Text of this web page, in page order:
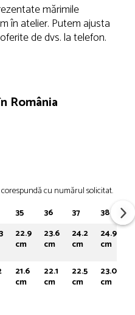
mărimile
în atelier. Putem ajusta
de dvs. la telefon.
România
cu numărul solicitat.
35 36 37 38
22.9
cm
23.6
cm
24.2
cm
24.9
cm
21.6
cm
22.1
cm
22.5
cm
23.0
cm